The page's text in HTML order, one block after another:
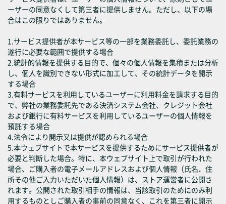
ーザーの同意なくして第三者に提供しません。ただし、以下の場
合はこの限りではありません。
1.サービス提供者が本サービス等の一部を業務委託し、委託業務の
遂行に必要な範囲で提供する場合
2.統計的情報を提供する目的で、個々の個人情報を集積または分析
し、個人を識別できない形式に加工して、その統計データを開示
する場合
3.有料サービスを利用しているユーザーに利用料金を請求する目的
で、弊社の業務委託先である決済システム会社、クレジット会社
および銀行に有料サービスを利用しているユーザーの個人情報を
預託する場合
4.法令により開示又は提供が認められる場合
5.本ウェブサイトで本サービスを提供するためにサービス提供者が
必要と判断した場合。特に、本ウェブサイト上で取引が行われた
場合、ご購入者の電子メールアドレスおよび個人情報（氏名、住
所その他ご入力いただいた個人情報）は、ストア運営者に公開さ
れます。公開された取引相手の情報は、当該取引のためにのみ利
用するものとしご購入者の事前の同意なく、これを第三者に開示